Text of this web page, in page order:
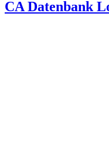
CA Datenbank